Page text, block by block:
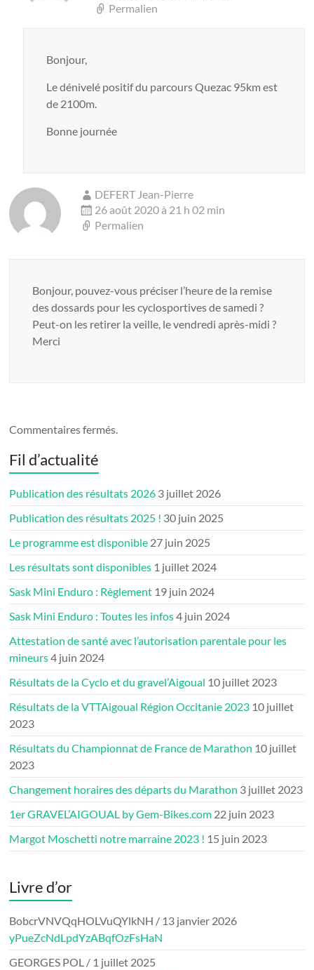
Permalien
Bonjour,
Le dénivelé positif du parcours Quezac 95km est
de 2100m.
Bonne journée
DEFERT Jean-Pierre
26 août 2020 à 21 h 02 min
Permalien
Bonjour, pouvez-vous préciser l’heure de la remise
des dossards pour les cyclosportives de samedi ?
Peut-on les retirer la veille, le vendredi après-midi ?
Merci
Commentaires fermés.
Fil d’actualité
Publication des résultats 2026 3 juillet 2026
Publication des résultats 2025 ! 30 juin 2025
Le programme est disponible 27 juin 2025
Les résultats sont disponibles 1 juillet 2024
Sask Mini Enduro : Règlement 19 juin 2024
Sask Mini Enduro : Toutes les infos4 juin 2024
Attestation de santé avec l’autorisation parentale pour les
mineurs4 juin 2024
Résultats de la Cyclo et du gravel’Aigoual 10 juillet 2023
Résultats de la VTTAigoual Région Occitanie 2023 10 juillet
2023
Résultats du Championnat de France de Marathon 10 juillet
2023
Changement horaires des départs du Marathon 3 juillet 2023
1er GRAVEL’AIGOUAL by Gem-Bikes.com 22 juin 2023
Margot Moschetti notre marraine 2023 ! 15 juin 2023
Livre d’or
BobcrVNVQqHOLVuQYlkNH / 13 janvier 2026
yPueZcNdLpdYzABqfOzFsHaN
GEORGES POL / 1 juillet 2025